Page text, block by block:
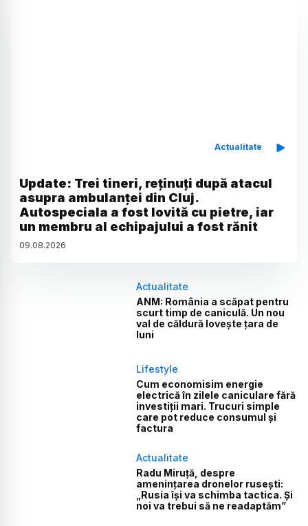
Actualitate
Update: Trei tineri, reținuți după atacul
asupra ambulanței din Cluj.
Autospeciala a fost lovită cu pietre, iar
un membru al echipajului a fost rănit
09.08.2026
Actualitate
ANM: România a scăpat pentru
scurt timp de caniculă. Un nou
val de căldură lovește țara de
luni
Lifestyle
Cum economisim energie
electrică în zilele caniculare fără
investiții mari. Trucuri simple
care pot reduce consumul și
factura
Actualitate
Radu Miruță, despre
amenințarea dronelor rusești:
„Rusia își va schimba tactica. Și
noi va trebui să ne readaptăm”